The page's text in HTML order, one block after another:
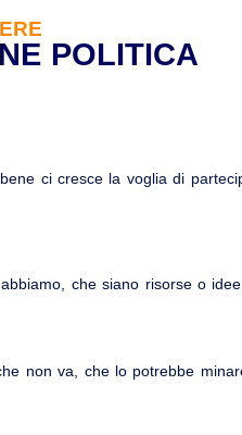
POLITICA
ci cresce la voglia di
che siano risorse o idee.
non va, che lo potrebbe